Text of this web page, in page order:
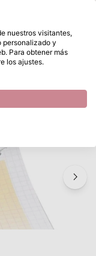
Marianne Design • Creatable Postbox
• Creatable Postbox
nuestros visitantes,
personalizado y
Para obtener más
los ajustes.